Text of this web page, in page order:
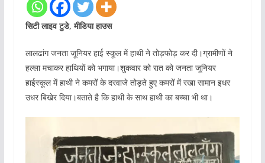
सिटी लाइव टुडे, मीडिया हाउस
लालढांग जनता जूनियर हाई स्कूल में हाथी ने तोड़फोड़ कर दी।ग्रामीणों ने
हल्ला मचाकर हाथियों को भगाया।शुकवार को रात को जनता जूनियर
हाईस्कूल में हाथी ने कमरों के दरवाजे तोड़ते हुए कमरों में रखा सामान इधर
उधर बिखेर दिया।बताते है कि हाथी के साथ हाथी का बच्चा भी था।